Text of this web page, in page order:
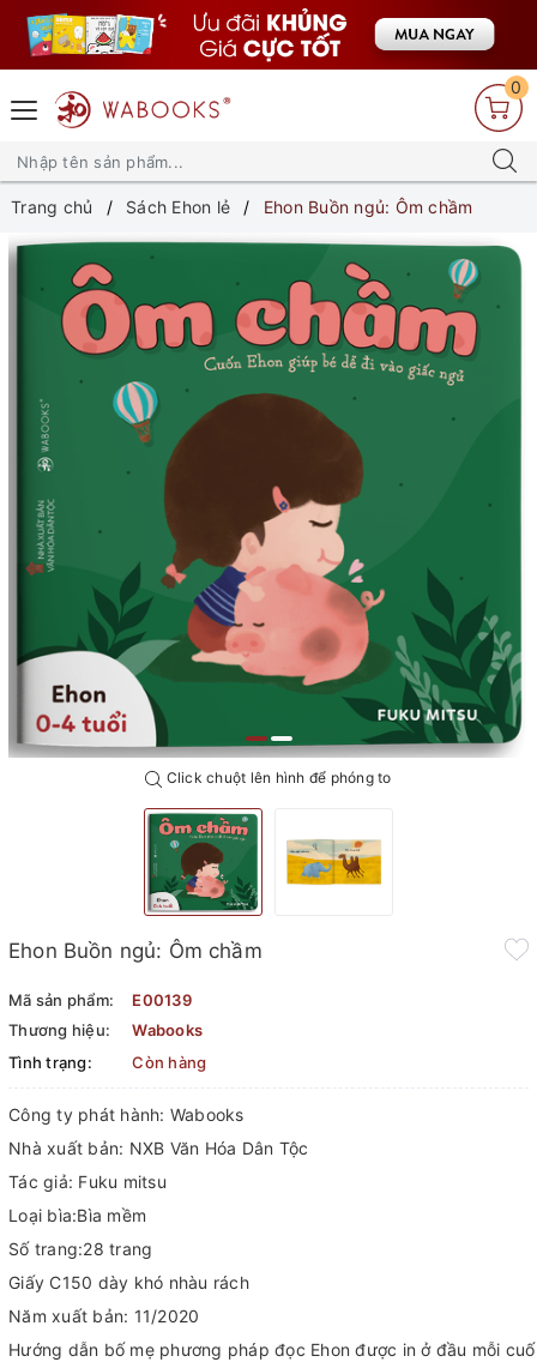
0
Trang chủ Sách Ehon lẻ Ehon Buồn ngủ: Ôm chầm
Click chuột lên hình để phóng to
Ehon Buồn ngủ: Ôm chầm
Mã sản phẩm:
E00139
Thương hiệu:
Wabooks
Tình trạng:
Còn hàng
Công ty phát hành: Wabooks
Nhà xuất bản: NXB Văn Hóa Dân Tộc
Tác giả: Fuku mitsu
Loại bìa:Bìa mềm
Số trang:28 trang
Giấy C150 dày khó nhàu rách
Năm xuất bản: 11/2020
Hướng dẫn bố mẹ phương pháp đọc Ehon được in ở đầu mỗi